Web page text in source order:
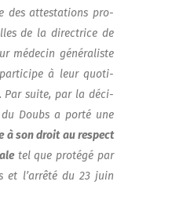
des attes­ta­tions pro­
de la direc­trice de
méde­cin géné­ra­liste
à leur quo­ti­
Par suite, par la déci­
Doubs a por­té une
à son droit au res­pect
tel que pro­té­gé par
et l’arrêté du 23 juin